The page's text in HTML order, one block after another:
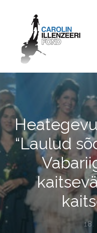
“Laulud
18.